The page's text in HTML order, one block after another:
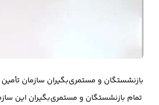
بازنشستگان و مستمری‌بگیران سازمان تأمین اجتماعی اعتبار خرید